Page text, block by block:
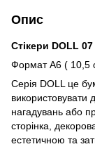
Опис
Стікери DOLL
Формат А6 ( 10,5
Серія DOLL це
використовувати
нагадувань або
сторінка,
естетичною та